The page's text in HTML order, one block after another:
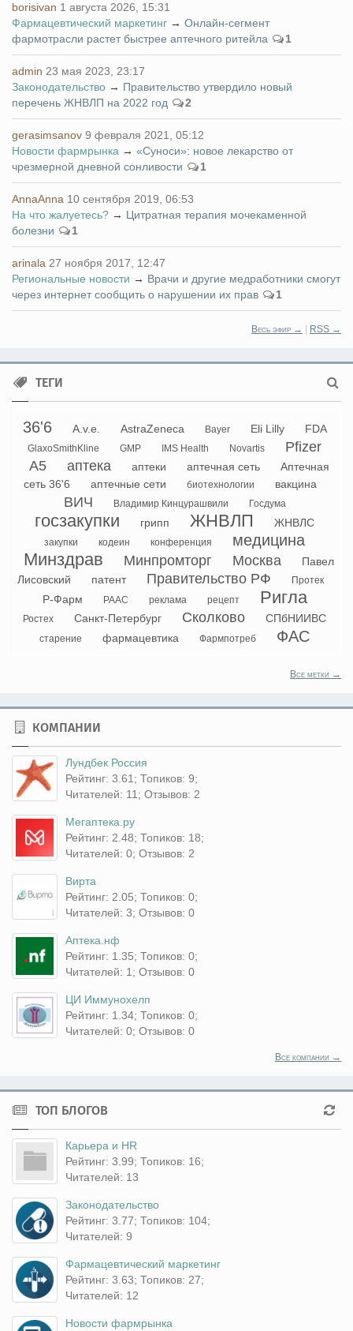
borisivan 1 августа 2026, 15:31
Фармацевтический маркетинг → Онлайн-сегмент
фармотрасли растет быстрее аптечного ритейла
1
admin 23 мая 2023, 23:17
Законодательство → Правительство утвердило новый
перечень ЖНВЛП на 2022 год
2
gerasimsanov 9 февраля 2021, 05:12
Новости фармрынка → «Суноси»: новое лекарство от
чрезмерной дневной сонливости
1
AnnaAnna 10 сентября 2019, 06:53
На что жалуетесь? → Цитратная терапия мочекаменной
болезни
1
arinala 27 ноября 2017, 12:47
Региональные новости → Врачи и другие медработники смогут
через интернет сообщить о нарушении их прав
1
Весь эфир → RSS →
ТЕГИ
36'6 A.v.e. AstraZeneca Bayer Eli Lilly FDA
GlaxoSmithKline GMP IMS Health Novartis
Pfizer
А5
аптека аптеки аптечная сеть
Аптечная
сеть 36'6
аптечные сети биотехнологии вакцина
ВИЧ Владимир Кинцурашвили Госдума
госзакупки грипп ЖНВЛП ЖНВЛС
закупки кодеин конференция медицина
Минздрав Минпромторг Москва
Павел
Лисовский
патент Правительство РФ Протек
Р-Фарм РААС реклама рецепт Ригла
Ростех Санкт-Петербург Сколково СПбНИИВС
старение фармацевтика Фармпотреб ФАС
Все метки →
КОМПАНИИ
Лундбек Россия
Рейтинг: 3.61; Топиков: 9;
Читателей: 11; Отзывов: 2
Мегаптека.ру
Рейтинг: 2.48; Топиков: 18;
Читателей: 0; Отзывов: 2
Вирта
Рейтинг: 2.05; Топиков: 0;
Читателей: 3; Отзывов: 0
Аптека.нф
Рейтинг: 1.35; Топиков: 0;
Читателей: 1; Отзывов: 0
ЦИ Иммунохелп
Рейтинг: 1.34; Топиков: 0;
Читателей: 0; Отзывов: 0
Все компании →
ТОП БЛОГОВ
Карьера и HR
Рейтинг: 3.99; Топиков: 16;
Читателей: 13
Законодательство
Рейтинг: 3.77; Топиков: 104;
Читателей: 9
Фармацевтический маркетинг
Рейтинг: 3.63; Топиков: 27;
Читателей: 12
Новости фармрынка